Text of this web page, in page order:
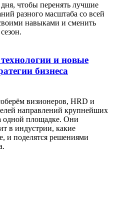
чтобы перенять лучшие
разного масштаба со всей
навыками и сменить
и новые
бизнеса
визионеров, HRD и
направлений крупнейших
одной площадке. Они
в индустрии, какие
и поделятся решениями